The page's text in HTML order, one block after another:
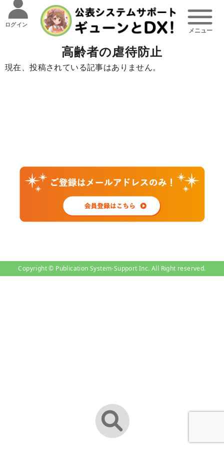
ログイン
高齢者の虐待防止
現在、投稿されている記事はありません。
Copyright © Publication System-Support Inc. All Right reserved.